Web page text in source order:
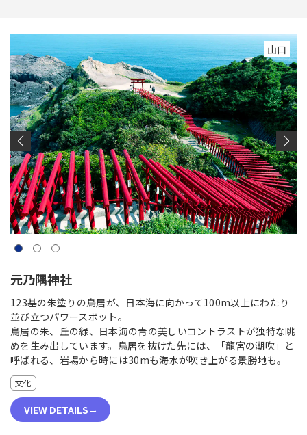
山口
元乃隅神社
123基の朱塗りの鳥居が、日本海に向かって100m以上にわたり
並び立つパワースポット。
鳥居の朱、丘の緑、日本海の青の美しいコントラストが独特な眺
めを生み出しています。鳥居を抜けた先には、「龍宮の潮吹」と
呼ばれる、岩場から時には30mも海水が吹き上がる景勝地も。
文化
VIEW DETAILS